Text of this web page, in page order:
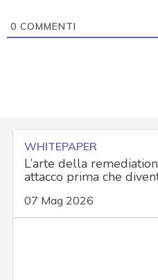
0 COMMENTI
WHITEPAPER
L’arte della
attacco prima che
07 Mag 2026